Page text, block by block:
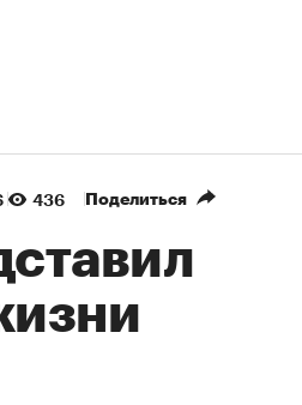
436 Поделиться